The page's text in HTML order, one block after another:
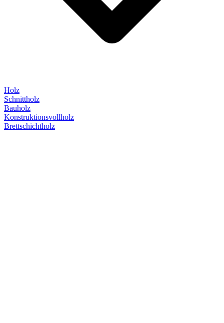
Holz
Schnittholz
Bauholz
Konstruktionsvollholz
Brettschichtholz